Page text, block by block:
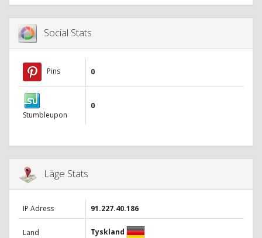
Social Stats
Pins 0
Stumbleupon
0
Läge Stats
IP Adress 91.227.40.186
Land Tyskland